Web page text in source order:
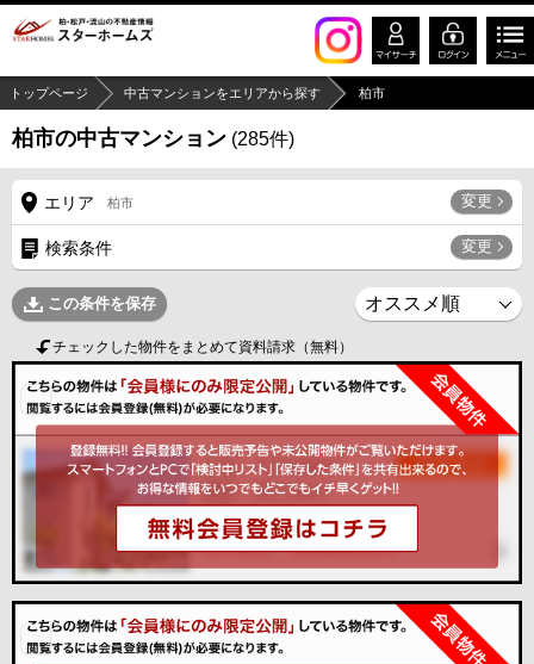
トップページ 中古マンションをエリアから探す 柏市
柏市の中古マンション (285件)
エリア 柏市 変更
検索条件 変更
この条件を保存
チェックした物件をまとめて資料請求（無料）